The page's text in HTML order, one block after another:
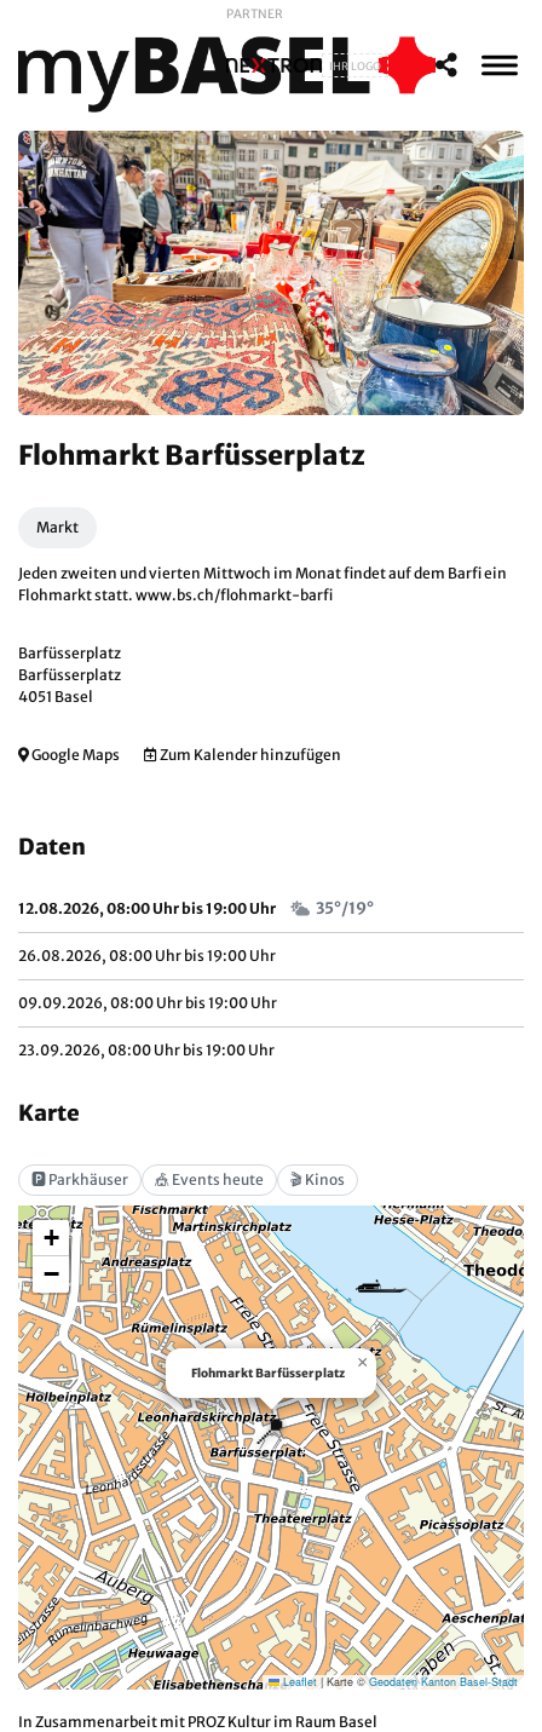
PARTNER
IHR LOGO
Flohmarkt Barfüsserplatz
Markt
Jeden zweiten und vierten Mittwoch im Monat findet auf dem Barfi ein
Flohmarkt statt. www.bs.ch/flohmarkt-barfi
Barfüsserplatz
Barfüsserplatz
4051 Basel
Google Maps Zum Kalender hinzufügen
Daten
12.08.2026, 08:00 Uhr bis 19:00 Uhr 35°/19°
26.08.2026, 08:00 Uhr bis 19:00 Uhr
09.09.2026, 08:00 Uhr bis 19:00 Uhr
23.09.2026, 08:00 Uhr bis 19:00 Uhr
Karte
🅿️ Parkhäuser 🎪 Events heute 🎬 Kinos
📍
Flohmarkt Barfüsserplatz
×
+
−
Leaflet |Karte ©Geodaten Kanton Basel-Stadt
In Zusammenarbeit mit PROZ Kultur im Raum Basel